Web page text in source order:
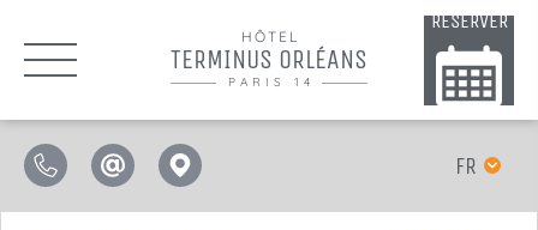
HÔTEL
TERMINUS ORLÉANS
PARIS 14
RÉSERVER
FR